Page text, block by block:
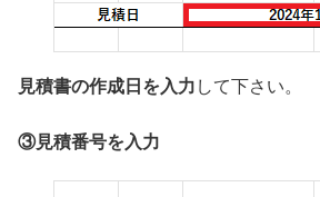
見積書の作成日を入力して下さい。
③見積番号を入力